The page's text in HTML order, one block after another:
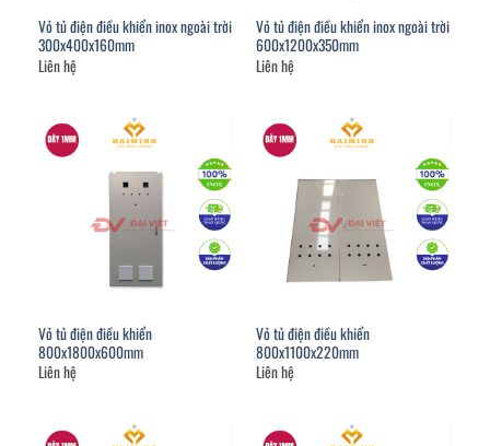
Vỏ tủ điện điều khiển inox ngoài trời
300x400x160mm
Liên hệ
Vỏ tủ điện điều khiển inox ngoài trời
600x1200x350mm
Liên hệ
Vỏ tủ điện điều khiển
800x1800x600mm
Liên hệ
Vỏ tủ điện điều khiển
800x1100x220mm
Liên hệ